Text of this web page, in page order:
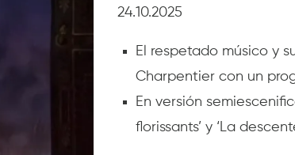
24.10.2025
El respetado músico y
Charpentier con un
En versión
florissants’ y ‘La